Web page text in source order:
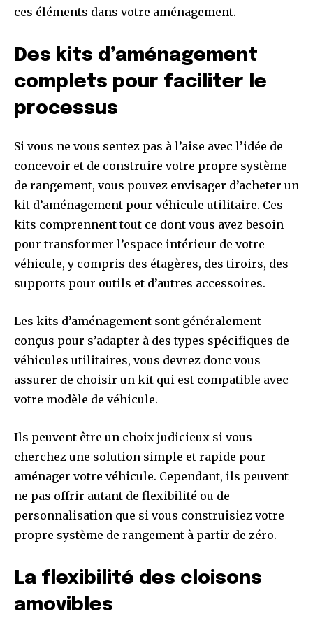
ces éléments dans votre aménagement.
Des kits d’aménagement
complets pour faciliter le
processus
Si vous ne vous sentez pas à l’aise avec l’idée de
concevoir et de construire votre propre système
de rangement, vous pouvez envisager d’acheter un
kit d’aménagement pour véhicule utilitaire. Ces
kits comprennent tout ce dont vous avez besoin
pour transformer l’espace intérieur de votre
véhicule, y compris des étagères, des tiroirs, des
supports pour outils et d’autres accessoires.
Les kits d’aménagement sont généralement
conçus pour s’adapter à des types spécifiques de
véhicules utilitaires, vous devrez donc vous
assurer de choisir un kit qui est compatible avec
votre modèle de véhicule.
Ils peuvent être un choix judicieux si vous
cherchez une solution simple et rapide pour
aménager votre véhicule. Cependant, ils peuvent
ne pas offrir autant de flexibilité ou de
personnalisation que si vous construisiez votre
propre système de rangement à partir de zéro.
La flexibilité des cloisons
amovibles